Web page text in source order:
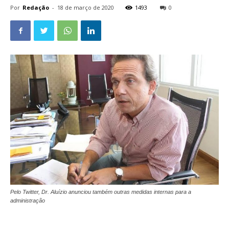
Por Redação - 18 de março de 2020 1493 0
Pelo Twitter, Dr. Aluízio anunciou também outras medidas internas para a
administração